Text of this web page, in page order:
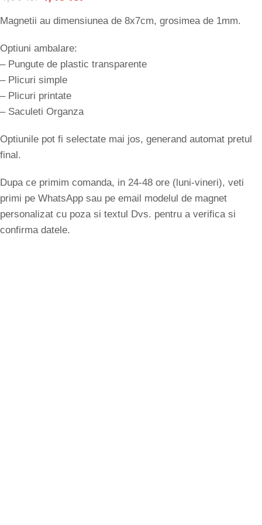
Magnetii au dimensiunea de 8x7cm, grosimea de 1mm.
Optiuni ambalare:
– Pungute de plastic transparente
– Plicuri simple
– Plicuri printate
– Saculeti Organza
Optiunile pot fi selectate mai jos, generand automat pretul
final.
Dupa ce primim comanda, in 24-48 ore (luni-vineri), veti
primi pe WhatsApp sau pe email modelul de magnet
personalizat cu poza si textul Dvs. pentru a verifica si
confirma datele.